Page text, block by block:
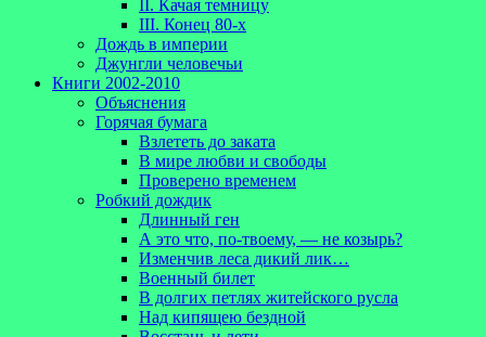
II. Качая темницу
III. Конец 80-х
Дождь в империи
Джунгли человечьи
Книги 2002-2010
Объяснения
Горячая бумага
Взлететь до заката
В мире любви и свободы
Проверено временем
Робкий дождик
Длинный ген
А это что, по-твоему, — не козырь?
Изменчив леса дикий лик…
Военный билет
В долгих петлях житейского русла
Над кипящею бездной